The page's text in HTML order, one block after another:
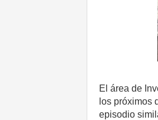
El área de
los próximos
episodio